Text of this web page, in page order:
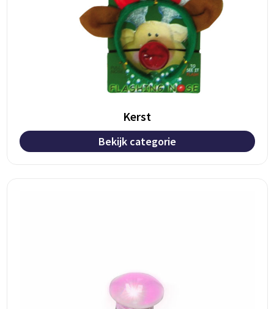
Kerst
Bekijk categorie